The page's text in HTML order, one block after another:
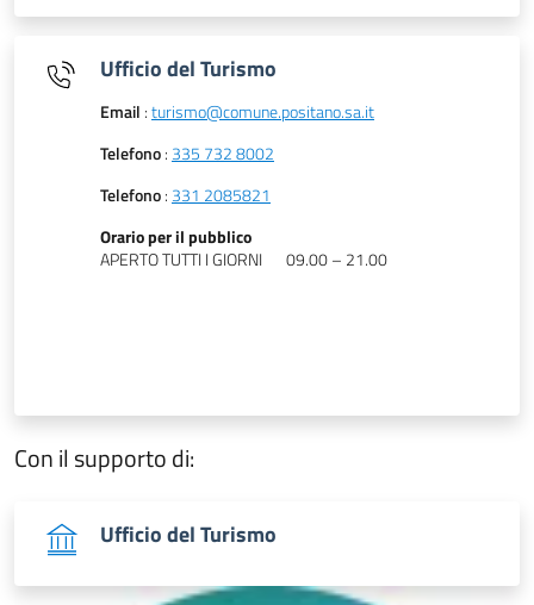
Ufficio del Turismo
Email :turismo@comune.positano.sa.it
Telefono: 335 732 8002
Telefono: 331 2085821
Orario per il pubblico
APERTO TUTTI I GIORNI
09.00 – 21.00
Con il supporto di:
Ufficio del Turismo